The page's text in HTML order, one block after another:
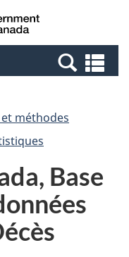
Canada
et
méthodes
Base